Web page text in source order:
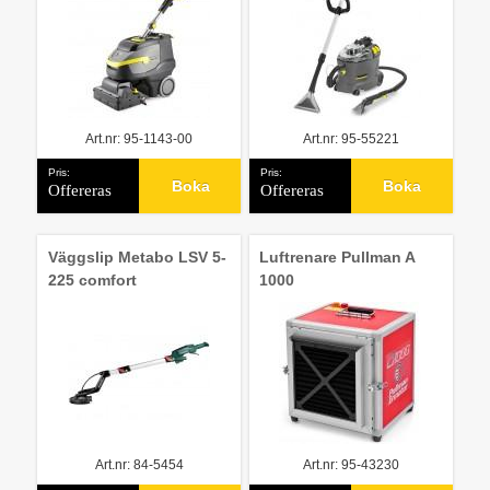
Art.nr: 95-1143-00
Pris:
Offereras Boka
Art.nr: 95-55221
Pris:
Offereras Boka
Väggslip Metabo LSV 5-
225 comfort
Art.nr: 84-5454
Luftrenare Pullman A
1000
Art.nr: 95-43230